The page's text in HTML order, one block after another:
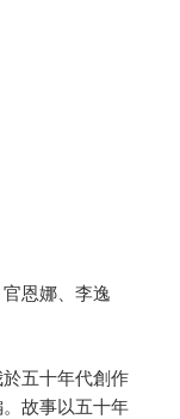
恩娜、李逸
五十年代創作
故事以五十年